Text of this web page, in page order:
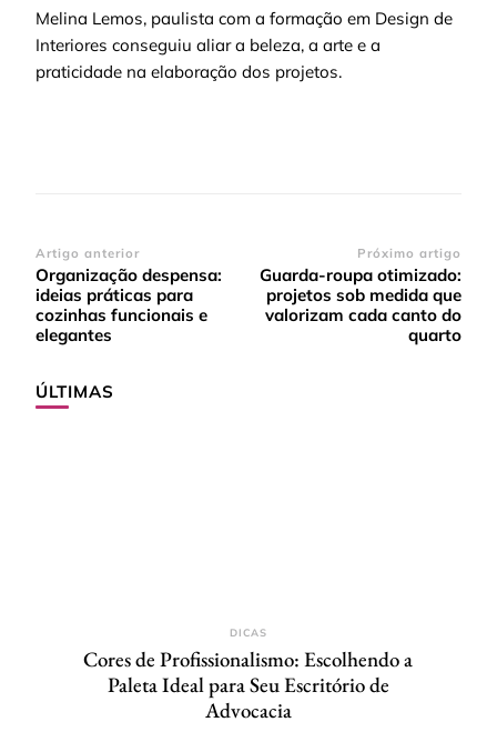
Melina Lemos, paulista com a formação em Design de
Interiores conseguiu aliar a beleza, a arte e a
praticidade na elaboração dos projetos.
Navegação
de
post
Artigo anterior
Organização despensa:
ideias práticas para
cozinhas funcionais e
elegantes
Próximo artigo
Guarda-roupa otimizado:
projetos sob medida que
valorizam cada canto do
quarto
ÚLTIMAS
DICAS
Cores de Profissionalismo: Escolhendo a
Paleta Ideal para Seu Escritório de
Advocacia